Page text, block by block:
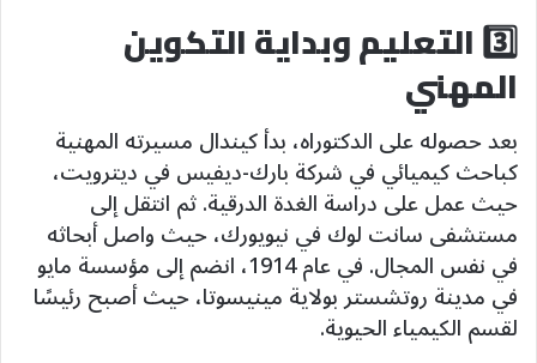
3️⃣ التعليم وبداية التكوين
المهني
بعد حصوله على الدكتوراه، بدأ كيندال مسيرته المهنية
كباحث كيميائي في شركة بارك-ديفيس في ديترويت،
حيث عمل على دراسة الغدة الدرقية. ثم انتقل إلى
مستشفى سانت لوك في نيويورك، حيث واصل أبحاثه
في نفس المجال. في عام 1914، انضم إلى مؤسسة مايو
في مدينة روتشستر بولاية مينيسوتا، حيث أصبح رئيسًا
لقسم الكيمياء الحيوية.